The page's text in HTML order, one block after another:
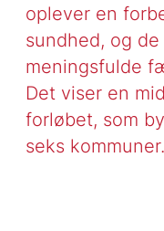
oplever en
sundhed, og
meningsfulde
Det viser en
forløbet, som
seks kommuner.